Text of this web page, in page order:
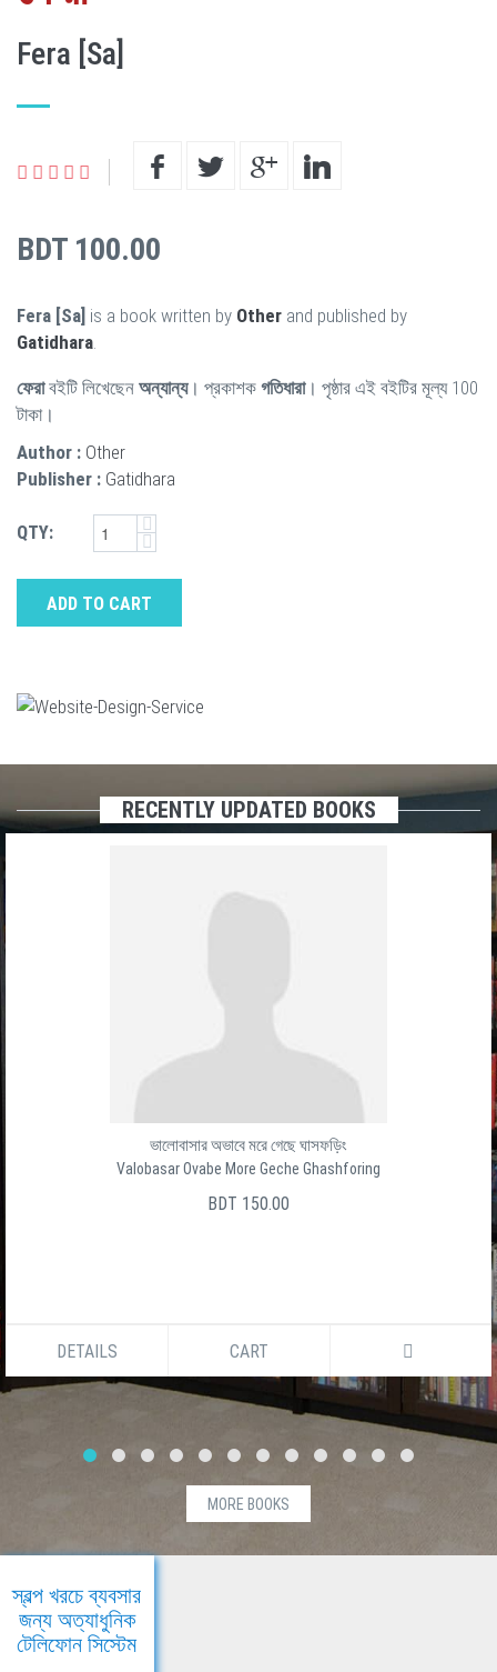
Fera [Sa]
BDT 100.00
Fera [Sa] is a book written by Other and published by
Gatidhara
ফেরাবইটি লিখেছেন অন্যান্য। প্রকাশক গতিধারা। পৃষ্ঠার এই বইটির মূল্য 100
টাকা।
Author : Other
Publisher : Gatidhara
QTY:
ADD TO CART
RECENTLY UPDATED BOOKS
ভালোবাসার অভাবে মরে গেছে ঘাসফড়িং
Valobasar Ovabe More Geche Ghashforing
BDT 150.00
DETAILS CART
MORE BOOKS
স্বল্প খরচে ব্যবসার
জন্য অত্যাধুনিক
টেলিফোন সিস্টেম